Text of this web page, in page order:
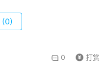
(0)
0 打赏